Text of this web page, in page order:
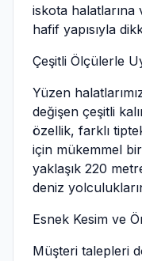
iskota
hafif yapısıyla
Çeşitli Ölçülerle
Yüzen
değişen çeşitli
özellik, farklı
için mükemmel
yaklaşık 220
deniz
Esnek Kesim ve
Müşteri talepleri